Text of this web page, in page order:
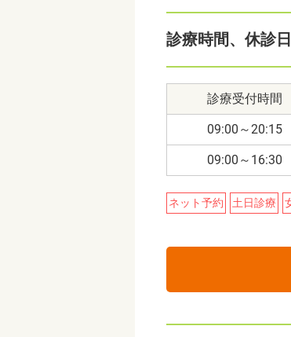
診療時間、休診
診療受付時間
09:00～20:15
09:00～16:30
ネット予約 土日診療